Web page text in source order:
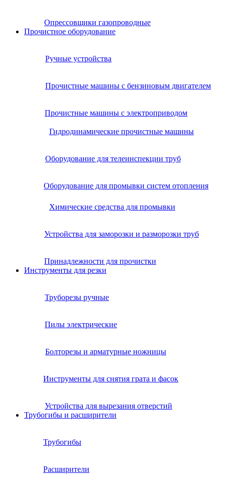
Опрессовщики газопроводные
Прочистное оборудование
Ручные устройства
Прочистные машины с бензиновым двигателем
Прочистные машины с электроприводом
Гидродинамические прочистные машины
Оборудование для телеинспекции труб
Оборудование для промывки систем отопления
Химические средства для промывки
Устройства для заморозки и разморозки труб
Принадлежности для прочистки
Инструменты для резки
Труборезы ручные
Пилы электрические
Болторезы и арматурные ножницы
Инструменты для снятия грата и фасок
Устройства для вырезания отверстий
Трубогибы и расширители
Трубогибы
Расширители